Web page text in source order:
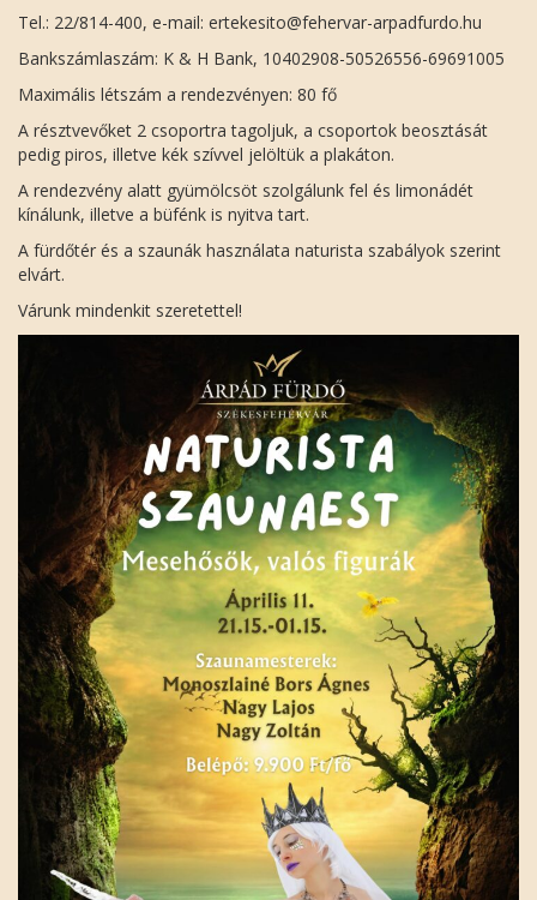
Tel.: 22/814-400, e-mail: ertekesito@fehervar-arpadfurdo.hu
Bankszámlaszám: K & H Bank, 10402908-50526556-69691005
Maximális létszám a rendezvényen: 80 fő
A résztvevőket 2 csoportra tagoljuk, a csoportok beosztását
pedig piros, illetve kék szívvel jelöltük a plakáton.
A rendezvény alatt gyümölcsöt szolgálunk fel és limonádét
kínálunk, illetve a büfénk is nyitva tart.
A fürdőtér és a szaunák használata naturista szabályok szerint
elvárt.
Várunk mindenkit szeretettel!